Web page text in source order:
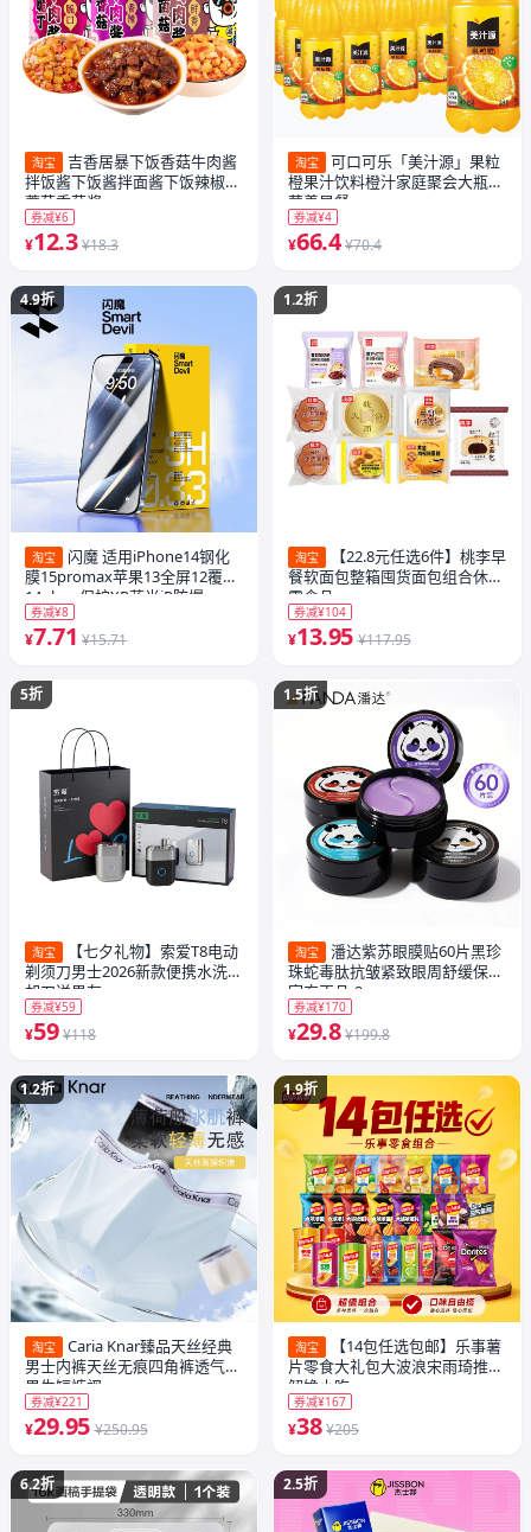
淘宝
吉香居暴下饭香菇牛肉酱
拌饭酱下饭酱拌面酱下饭辣椒酱
蘑菇香菇酱
券减¥6
¥12.3 ¥18.3
4.9折
淘宝
闪魔 适用iPhone14钢化
膜15promax苹果13全屏12覆盖
14plus+保护XR蓝光iP防爆
16ProMax手机11新款ip14贴膜
X/XS
券减¥8
¥7.71 ¥15.71
5折
淘宝
【七夕礼物】索爱T8电动
剃须刀男士2026新款便携水洗刮
胡刀送男友
券减¥59
¥59 ¥118
1.2折
淘宝
Caria Knar臻品天丝经典
男士内裤天丝无痕四角裤透气裆
男生短裤衩
券减¥221
¥29.95 ¥250.95
6.2折
淘宝
可口可乐「美汁源」果粒
橙果汁饮料橙汁家庭聚会大瓶装
营养早餐
券减¥4
¥66.4 ¥70.4
1.2折
淘宝
【22.8元任选6件】桃李早
餐软面包整箱囤货面包组合休闲
零食品_
券减¥104
¥13.95 ¥117.95
1.5折
淘宝
潘达紫苏眼膜贴60片黑珍
珠蛇毒肽抗皱紧致眼周舒缓保湿
官方正品-2
券减¥170
¥29.8 ¥199.8
1.9折
淘宝
【14包任选包邮】乐事薯
片零食大礼包大波浪宋雨琦推荐
解馋小吃
券减¥167
¥38 ¥205
2.5折